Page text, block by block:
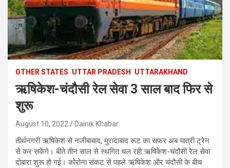
OTHER STATES UTTAR PRADESH UTTARAKHAND
ऋषिकेश-चंदौसी रेल सेवा 3 साल बाद फिर से
शुरू
August 10, 2022 Dainik Khabar
तीर्थनगरी ऋषिकेश से नजीबाबाद, मुरादाबाद रूट का सफर अब यात्री ट्रेन
से कर सकेंगे। बीते तीन साल से स्थगित चल रही ऋषिकेश-चंदौसी रेल सेवा
दोबारा शुरू हो गई। कोरोना संकट से पहले ऋषिकेश और चंदौसी के बीच